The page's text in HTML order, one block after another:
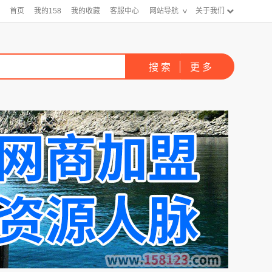
首页 我的158 我的收藏 客服中心 网站导航 关于我们